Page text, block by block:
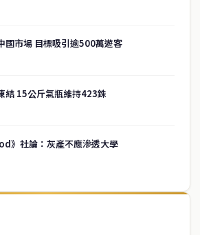
國市場 目標吸引逾500萬遊客
結 15公斤氣瓶維持423銖
》社論：灰產不應滲透大學
↑ 回到頂端